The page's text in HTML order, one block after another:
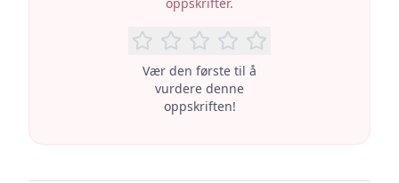
Vær den første til å
vurdere denne
oppskriften!